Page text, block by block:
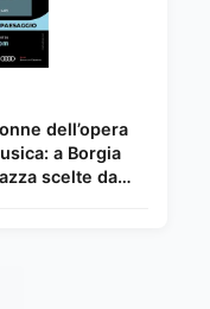
dell’opera
a Borgia
scelte da